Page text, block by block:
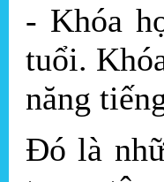
- Khóa
tuổi.
năng
Đó là